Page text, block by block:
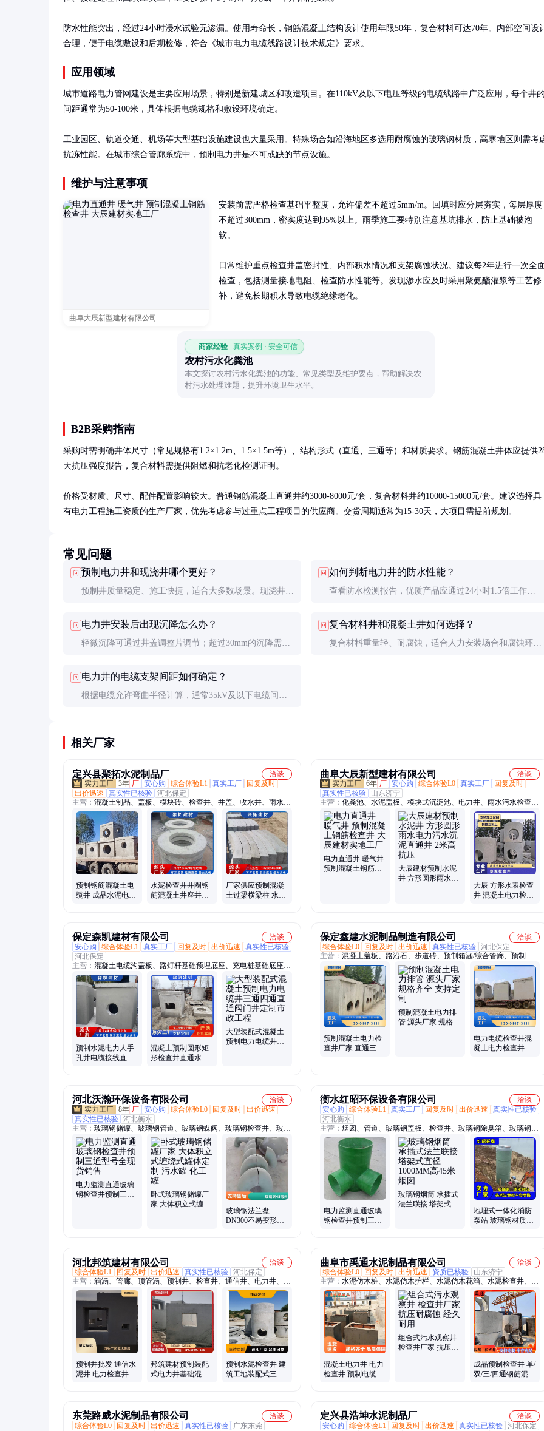
防水性能突出，经过24小时浸水试验无渗漏。使用寿命长，钢筋混凝土结构设计使用年限50年，复合材料可达70年。内部空间设
合理，便于电缆敷设和后期检修，符合《城市电力电缆线路设计技术规定》要求。
应用领域
城市道路电力管网建设是主要应用场景，特别是新建城区和改造项目。在110kV及以下电压等级的电缆线路中广泛应用，每个井
间距通常为50-100米，具体根据电缆规格和敷设环境确定。
工业园区、轨道交通、机场等大型基础设施建设也大量采用。特殊场合如沿海地区多选用耐腐蚀的玻璃钢材质，高寒地区则需考
抗冻性能。在城市综合管廊系统中，预制电力井是不可或缺的节点设施。
维护与注意事项
曲阜大辰新型建材有限公司
安装前需严格检查基础平整度，允许偏差不超过5mm/m。回填时应分层夯实，每层厚度
不超过300mm，密实度达到95%以上。雨季施工要特别注意基坑排水，防止基础被泡
软。
日常维护重点检查井盖密封性、内部积水情况和支架腐蚀状况。建议每2年进行一次全
检查，包括测量接地电阻、检查防水性能等。发现渗水应及时采用聚氨酯灌浆等工艺修
补，避免长期积水导致电缆绝缘老化。
商家经验 真实案例 · 安全可信
农村污水化粪池
本文探讨农村污水化粪池的功能、常见类型及维护要点，帮助解决农
村污水处理难题，提升环境卫生水平。
B2B采购指南
采购时需明确井体尺寸（常见规格有1.2×1.2m、1.5×1.5m等）、结构形式（直通、三通等）和材质要求。钢筋混凝土井体应提供
天抗压强度报告，复合材料需提供阻燃和抗老化检测证明。
价格受材质、尺寸、配件配置影响较大。普通钢筋混凝土直通井约3000-8000元/套，复合材料井约10000-15000元/套。建议选择具
有电力工程施工资质的生产厂家，优先考虑参与过重点工程项目的供应商。交货周期通常为15-30天，大项目需提前规划。
常见问题
问 预制电力井和现浇井哪个更好？
预制井质量稳定、施工快捷，适合大多数场景。现浇井灵
期长、质量可控性差。
问 如何判断电力井的防水性能？
查看防水检测报告，优质产品应通过24小时1.5倍工作水
完整无接头。
问 电力井安装后出现沉降怎么办？
轻微沉降可通过井盖调整片调节；超过30mm的沉降需开
问 复合材料井和混凝土井如何选择？
复合材料重量轻、耐腐蚀，适合人力安装场合和腐蚀环
问 电力井的电缆支架间距如何确定？
根据电缆允许弯曲半径计算，通常35kV及以下电缆间距
相关厂家
定兴县聚拓水泥制品厂
洽谈
3年 厂 安心购 综合体验L1 真实工厂
回复及时
出价迅速
真实性已核验 河北保定
主营： 混凝土制品、盖板、模块砖、检查井、井盖、收水井、雨水
井、弱电手孔井、电力电缆阀门井、基础预埋底座、光伏水泥墩、路
沿石、水泥过梁、出水口保护装置
预制钢筋混凝土电
缆井 成品水泥电力
水泥检查井井圈钢
筋混凝土井座井垫
厂家供应预制混凝
土过梁横梁柱 水泥
曲阜大辰新型建材有限公司
洽谈
6年 厂 安心购 综合体验L0 真实工厂
回复及时
真实性已核验
山东济宁
主营： 化粪池、水泥盖板、模块式沉淀池、电力井、雨水污水检查
井、水泥阀门井、雨水井、市政污水井、双篦雨水井、圆形水泥井
筒、雨水口收水井室、长方形电力井盖、矩形一体式阀门井、穿线
井、新型一体式水泥电缆井、电力工程电缆井、污水化粪池、水泥菜
沟板、庭院改造水泥盖板、阶梯式水泥护坡框、平铺式水泥生态框、
充电桩水泥环网柜、混凝土u型槽、钢筋混凝土结构变电站
电力直通井 暖气井
预制混凝土钢筋检
大辰建材预制水泥
井 方形圆形雨水电
大辰 方形水表检查
井 混凝土电力检查
保定森凯建材有限公司
洽谈
安心购
综合体验L1 真实工厂 回复及时 出价迅速
真实性已核验
河北保定
主营： 混凝土电缆沟盖板、路灯杆基础预埋底座、充电桩基础底座、
雨污水井盖、混凝土预制检查井、水泥电缆手孔井、单篦雨水收水
井、混凝土电力电缆井、混凝土阀门井、水泥承压井圈、预制检查井
盖板、光伏水泥墩、水泥流水槽排水沟、水泥电缆槽、水泥沟盖板、
水泥出水口保护桩、水泥雨水簸箕、水泥护坡砖、混凝土防撞隔离
墩、水泥路沿石、水泥化粪池隔油池、混凝土模块砖、水泥收水口过
梁、水泥电箱 电线箱、混凝土雨篦子
预制水泥电力人手
孔井电缆接线直通
混凝土预制圆形矩
形检查井直通水泥
大型装配式混凝土
预制电力电缆井三
保定鑫建水泥制品制造有限公司
洽谈
综合体验L0
回复及时 出价迅速 真实性已核验 河北保定
主营： 混凝土盖板、路沿石、步道砖、预制箱涵/综合管廊、预制检
查井、预制电力排管、预制护坡生态框、六角砖、隔离墩
预制混凝土电力检
查井厂家 直通三通
预制混凝土电力排
管 源头厂家 规格齐
电力电缆检查井混
凝土电力检查井厂
河北沃瀚环保设备有限公司
洽谈
8年 厂 安心购 综合体验L0 回复及时 出价迅速
真实性已核验 河北衡水
主营： 玻璃钢储罐、玻璃钢管道、玻璃钢蝶阀、玻璃钢检查井、玻璃
钢观察井、玻璃钢电机罩、玻璃钢管件、玻璃钢法兰、玻璃钢弯头、
玻璃钢异形件、玻璃钢夹砂管道、玻璃钢化粪池、玻璃钢水罐、玻璃
钢格栅、玻璃钢风阀、玻璃钢隔油池、玻璃钢酸碱储罐、玻璃钢风
管、玻璃钢通风管道、玻璃钢电缆管、玻璃钢穿线管、玻璃钢方管、
玻璃钢污水池盖板、玻璃钢一体化泵站、玻璃钢净化塔
电力监测直通玻璃
钢检查井预制三通
卧式玻璃钢储罐厂
家 大体积立式缠绕
玻璃钢法兰盘
DN300不易变形弯
衡水红昭环保设备有限公司
洽谈
安心购
综合体验L1 真实工厂 回复及时 出价迅速
真实性已核验
河北衡水
主营： 烟囱、管道、玻璃钢盖板、检查井、玻璃钢除臭箱、玻璃钢水
罐、化粪池、一体化泵站、电缆沟盖板、水箱、储罐、檩条、拉挤型
材、填料、冷却塔、脱硫塔、除雾器、塔器配件、管件、雨水篦子、
格栅
电力监测直通玻璃
钢检查井预制三通
玻璃钢烟筒 承插式
法兰联接 塔架式直
地埋式一体化消防
泵站 玻璃钢材质全
河北邦筑建材有限公司
洽谈
综合体验L1
回复及时 出价迅速 真实性已核验 河北保定
主营： 箱涵、管廊、顶管涵、预制井、检查井、通信井、电力井、强
电井、弱电井、雨水井、污水井、预制电缆井、三通井、四通井、预
制方涵、电力排管、水泥电力井、球墨铸铁井篦子、预制水泥管、预
制箱涵、顶管管片、电缆沟、综合管廊、排水沟篦子、给排水顶管
预制井批发 通信水
泥井 电力检查井 直
邦筑建材预制装配
式电力井基础混凝
预制水泥检查井 建
筑工地装配式三通
曲阜市禹通水泥制品有限公司
洽谈
综合体验L0
回复及时 出价迅速 资质已核验
山东济宁
主营： 水泥仿木桩、水泥仿木护栏、水泥仿木花箱、水泥检查井、水
泥防石护栏、水泥管、承插口、水泥涵管
混凝土电力井 电力
检查井 预制电缆井
组合式污水观察井
检查井厂家 抗压耐
成品预制检查井 单/
双/三/四通钢筋混凝
东莞路威水泥制品有限公司
洽谈
综合体验L0
回复及时 出价迅速 真实性已核验
广东东莞
定兴县浩坤水泥制品厂
洽谈
安心购
综合体验L1 回复及时 出价迅速 真实性已核验 河北保定